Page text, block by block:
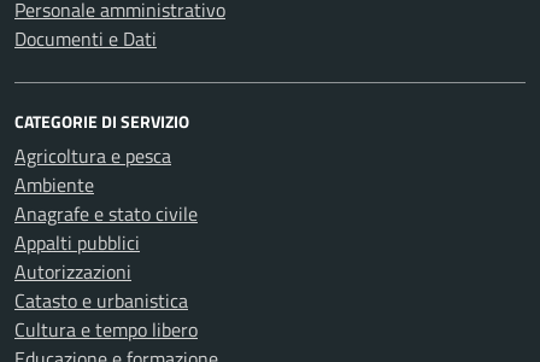
Personale amministrativo
Documenti e Dati
CATEGORIE DI SERVIZIO
Agricoltura e pesca
Ambiente
Anagrafe e stato civile
Appalti pubblici
Autorizzazioni
Catasto e urbanistica
Cultura e tempo libero